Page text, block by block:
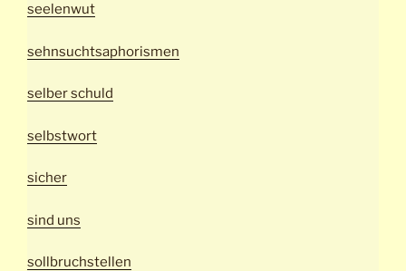
seelenwut
sehnsuchtsaphorismen
selber schuld
selbstwort
sicher
sind uns
sollbruchstellen